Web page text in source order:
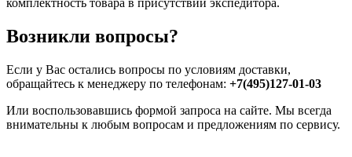
комплектность товара в присутствии экспедитора.
Возникли вопросы?
Если у Вас остались вопросы по условиям доставки,
обращайтесь к менеджеру по телефонам: +7(495)127-01-03
Или воспользовавшись формой запроса на сайте. Мы всегда
внимательны к любым вопросам и предложениям по сервису.